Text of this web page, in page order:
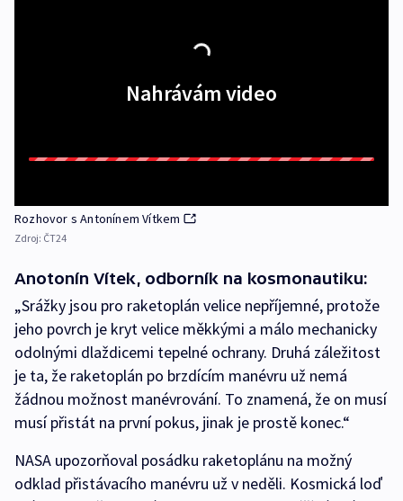
Nahrávám video
Rozhovor s Antonínem Vítkem
Zdroj: ČT24
Anotonín Vítek, odborník na kosmonautiku:
„Srážky jsou pro raketoplán velice nepříjemné, protože
jeho povrch je kryt velice měkkými a málo mechanicky
odolnými dlaždicemi tepelné ochrany. Druhá záležitost
je ta, že raketoplán po brzdícím manévru už nemá
žádnou možnost manévrování. To znamená, že on musí
musí přistát na první pokus, jinak je prostě konec.“
NASA upozorňoval posádku raketoplánu na možný
odklad přistávacího manévru už v neděli. Kosmická loď